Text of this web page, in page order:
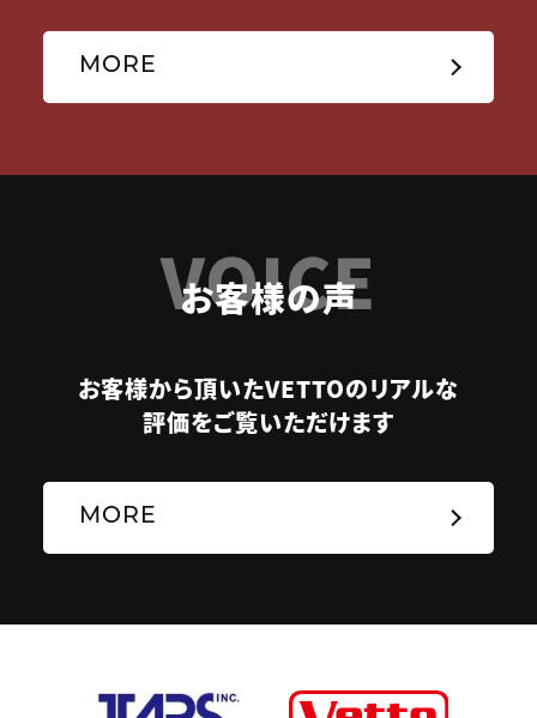
MORE
VOICE
お客様の声
お客様から頂いたVETTOのリアルな
評価をご覧いただけます
MORE